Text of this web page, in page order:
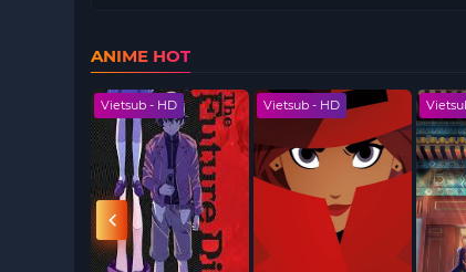
ANIME HOT
Vietsub - HD Vietsub - HD